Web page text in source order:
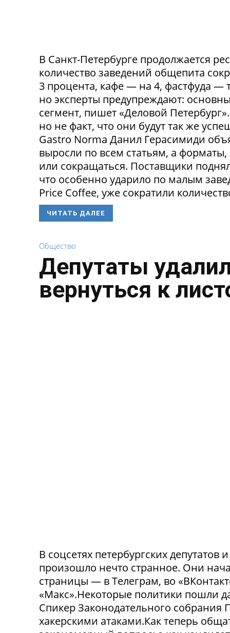
В Санкт-Петербурге продолжается
количество заведений общепита
3 процента, кафе — на 4, фастфуда —
но эксперты предупреждают:
сегмент, пишет «Деловой
но не факт, что они будут так же
Gastro Norma Данил Герасимиди
выросли по всем статьям, а
или сокращаться. Поставщики
что особенно ударило по малым
Price Coffee, уже сократили
ЧИТАТЬ ДАЛЕЕ
Общество
Депутаты
вернуться к
В соцсетях петербургских
произошло нечто странное. Они
страницы — в Телеграм, во
«Макс».Некоторые политики пошли
Спикер Законодательного собрания
хакерскими атаками.Как теперь